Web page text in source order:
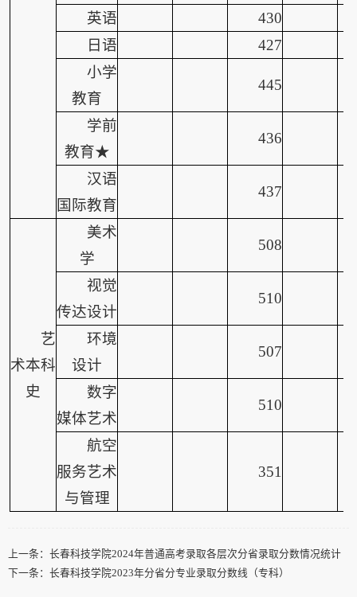
英语
430
日语
427
小学
教育
445
学前
教育★
436
汉语
国际教育
437
艺
术本科
史
美术
学
508
视觉
传达设计
510
环境
设计
507
数字
媒体艺术
510
航空
服务艺术
与管理
351
上一条： 长春科技学院2024年普通高考录取各层次分省录取分数情况统计
下一条： 长春科技学院2023年分省分专业录取分数线（专科）